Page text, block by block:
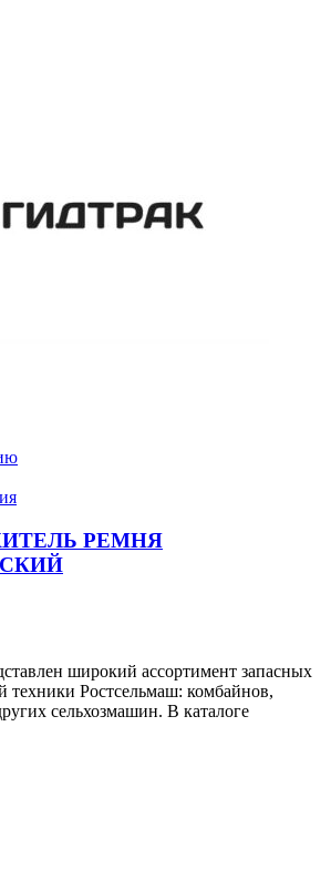
РЕМНЯ
широкий ассортимент запасных
техники Ростсельмаш: комбайнов,
сельхозмашин. В каталоге